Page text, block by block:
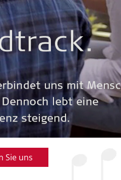
Sie uns